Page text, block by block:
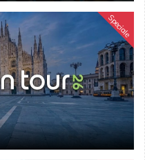
Speciale